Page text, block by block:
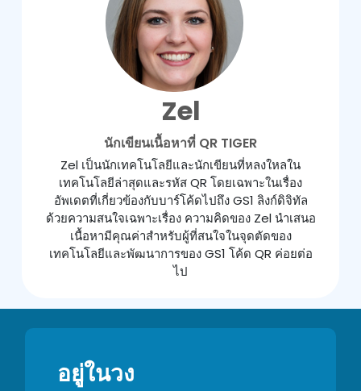
Zel
นักเขียนเนื้อหาที่ QR TIGER
Zel เป็นนักเทคโนโลยีและนักเขียนที่หลงใหลใน
เทคโนโลยีล่าสุดและรหัส QR โดยเฉพาะในเรื่อง
อัพเดตที่เกี่ยวข้องกับบาร์โค้ดไปถึง GS1 ลิงก์ดิจิทัล
ด้วยความสนใจเฉพาะเรื่อง ความคิดของ Zel นำเสนอ
เนื้อหามีคุณค่าสำหรับผู้ที่สนใจในจุดตัดของ
เทคโนโลยีและพัฒนาการของ GS1 โค้ด QR ค่อยต่อ
ไป
อยู่ในวง